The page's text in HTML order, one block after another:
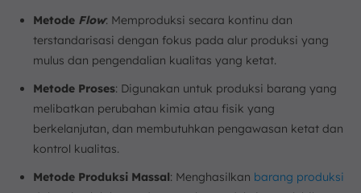
Metode Flow: Memproduksi secara kontinu dan
terstandarisasi dengan fokus pada alur produksi yang
mulus dan pengendalian kualitas yang ketat.
Metode Proses: Digunakan untuk produksi barang yang
melibatkan perubahan kimia atau fisik yang
berkelanjutan, dan membutuhkan pengawasan ketat dan
kontrol kualitas.
Metode Produksi Massal: Menghasilkan barang produksi